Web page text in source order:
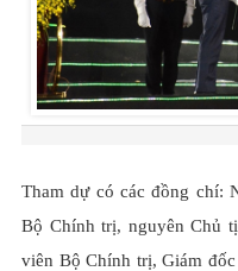
Tham dự có các đồng chí:
Bộ Chính trị, nguyên Chủ
viên Bộ Chính trị, Giám